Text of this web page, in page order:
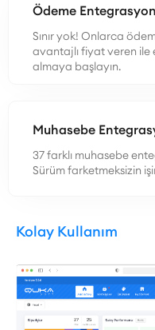
Ödeme
Sınır yok! Onlarca
avantajlı fiyat veren ile
almaya başlayın.
Muhasebe
37 farklı muhasebe
Sürüm farketmeksizin
Kolay Kullanım